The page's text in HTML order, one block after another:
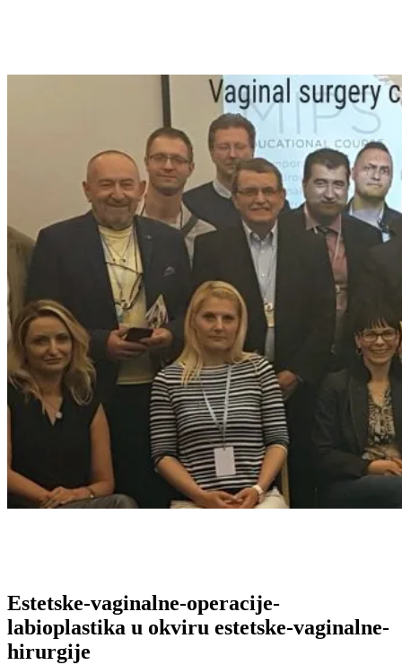
Estetske-vaginalne-operacije-
labioplastika u okviru estetske-vaginalne-
hirurgije